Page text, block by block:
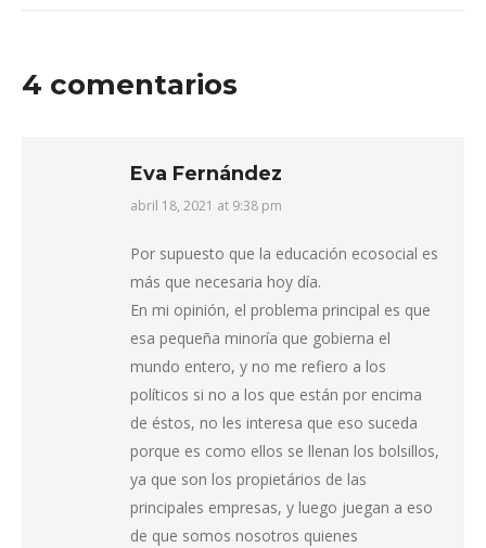
4 comentarios
Eva Fernández
says:
abril 18, 2021 at 9:38 pm
Por supuesto que la educación ecosocial es
más que necesaria hoy día.
En mi opinión, el problema principal es que
esa pequeña minoría que gobierna el
mundo entero, y no me refiero a los
políticos si no a los que están por encima
de éstos, no les interesa que eso suceda
porque es como ellos se llenan los bolsillos,
ya que son los propietários de las
principales empresas, y luego juegan a eso
de que somos nosotros quienes